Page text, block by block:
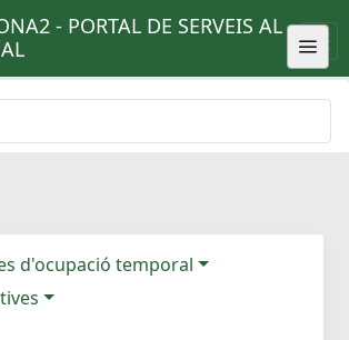
- PORTAL DE SERVEIS AL
d'ocupació temporal